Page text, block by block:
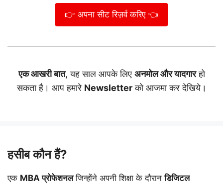
👉 अपना सीट रिज़र्व करिए 👈
एक आखरी बात, यह साल आपके लिए अनमोल और यादगारहो
सकता है। आप हमारे Newsletterको आजमा कर देखिये।
हसीब कौन हैं?
एक MBA प्रोफेशनलजिन्होंने अपनी शिक्षा के दौरानडिजिटल